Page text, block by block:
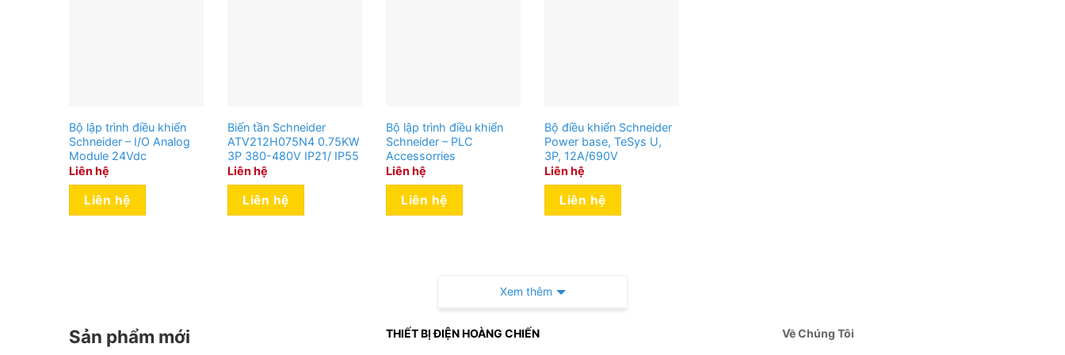
Bộ lập trình điều khiển
Schneider – I/O Analog
Module 24Vdc
Liên hệ
Liên hệ
Biến tần Schneider
ATV212H075N4 0.75KW
3P 380-480V IP21/ IP55
Liên hệ
Liên hệ
Bộ lập trình điều khiển
Schneider – PLC
Accessorries
Liên hệ
Liên hệ
Bộ điều khiển Schneider
Power base, TeSys U,
3P, 12A/690V
Liên hệ
Liên hệ
Xem thêm
Sản phẩm mới THIẾT BỊ ĐIỆN HOÀNG CHIẾN Về Chúng Tôi